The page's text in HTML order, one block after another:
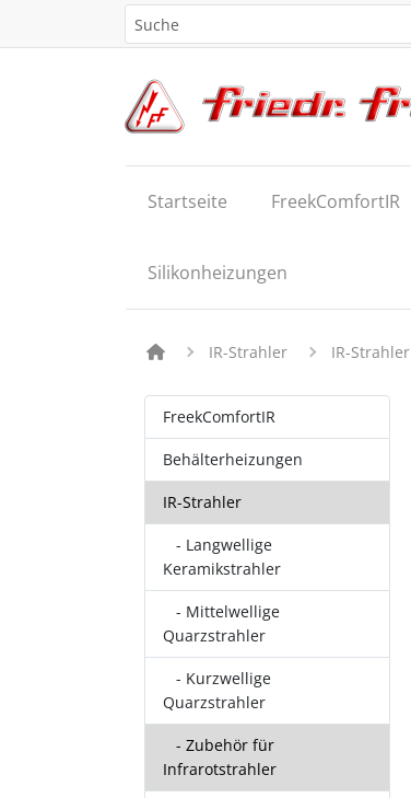
Startseite FreekComfortIR
Silikonheizungen
IR-Strahler IR-Strahler
FreekComfortIR
Behälterheizungen
IR-Strahler
- Langwellige
Keramikstrahler
- Mittelwellige
Quarzstrahler
- Kurzwellige
Quarzstrahler
- Zubehör für
Infrarotstrahler